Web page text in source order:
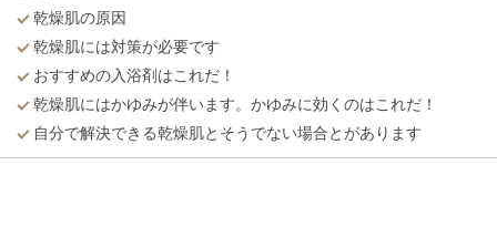
乾燥肌の原因
乾燥肌には対策が必要です
おすすめの入浴剤はこれだ！
乾燥肌にはかゆみが伴います。かゆみに効くのはこれだ！
自分で解決できる乾燥肌とそうでない場合とがあります